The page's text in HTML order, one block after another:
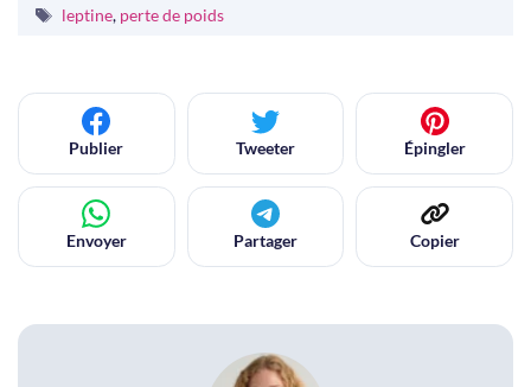
Étiquettes
leptine, perte de poids
Publier Tweeter Épingler
Envoyer Partager Copier